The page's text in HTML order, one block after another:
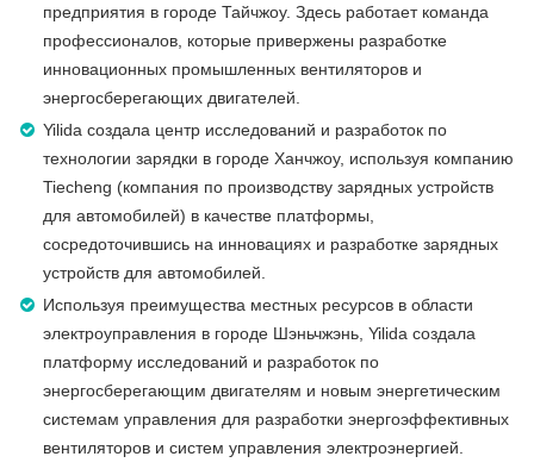
предприятия в городе Тайчжоу. Здесь работает команда
профессионалов, которые привержены разработке
инновационных промышленных вентиляторов и
энергосберегающих двигателей.
Yilida создала центр исследований и разработок по
технологии зарядки в городе Ханчжоу, используя компанию
Tiecheng (компания по производству зарядных устройств
для автомобилей) в качестве платформы,
сосредоточившись на инновациях и разработке зарядных
устройств для автомобилей.
Используя преимущества местных ресурсов в области
электроуправления в городе Шэньчжэнь, Yilida создала
платформу исследований и разработок по
энергосберегающим двигателям и новым энергетическим
системам управления для разработки энергоэффективных
вентиляторов и систем управления электроэнергией.